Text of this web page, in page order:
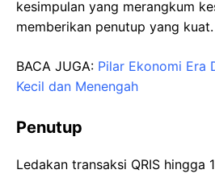
kesimpulan yang merangkum
memberikan penutup yang kuat.
BACA JUGA: Pilar Ekonomi Era
Kecil dan Menengah
Penutup
Ledakan transaksi QRIS hingga